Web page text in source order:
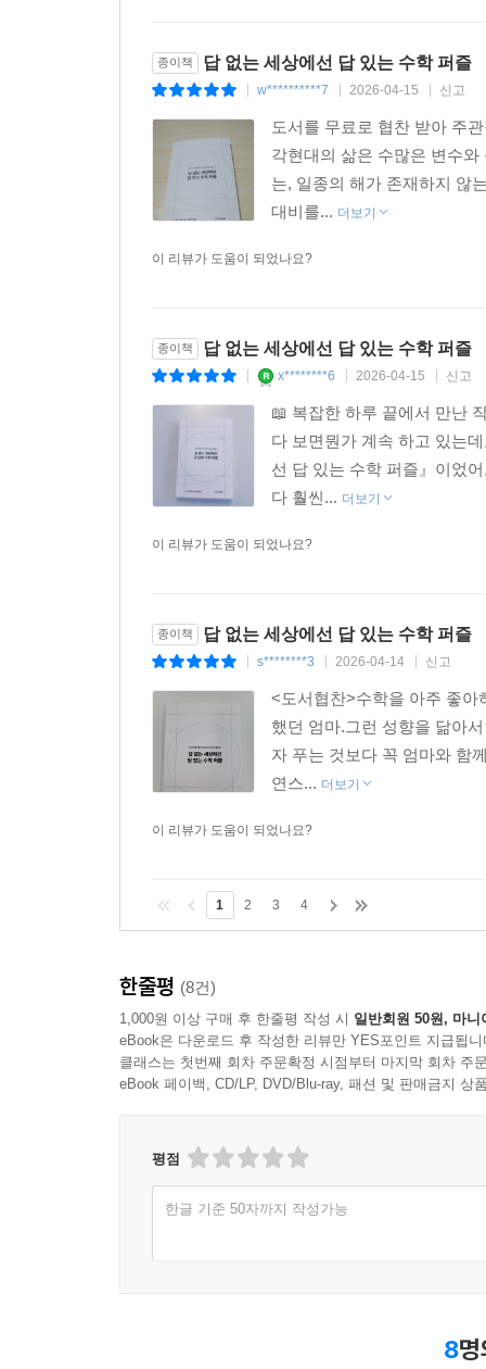
종이책 답 없는 세상에선 답 있는 수학 퍼즐
w**********7 2026-04-15 신고
도서를 무료로 협찬 받아 주
각현대의 삶은 수많은 변수
는, 일종의 해가 존재하지 않
대비를... 더보기
이 리뷰가 도움이 되었나요?
종이책 답 없는 세상에선 답 있는 수학 퍼즐
x********6 2026-04-15 신고
📖 복잡한 하루 끝에서 만난
다 보면뭔가 계속 하고 있는
선 답 있는 수학 퍼즐』이었
다 훨씬... 더보기
이 리뷰가 도움이 되었나요?
종이책 답 없는 세상에선 답 있는 수학 퍼즐
s********3 2026-04-14 신고
<도서협찬>수학을 아주 좋아
했던 엄마.그런 성향을 닮아
자 푸는 것보다 꼭 엄마와 함
연스... 더보기
이 리뷰가 도움이 되었나요?
1 2 3 4
한줄평 (8건)
1,000원 이상 구매 후 한줄평 작성 시 일반회원 50원, 마니
eBook은 다운로드 후 작성한 리뷰만 YES포인트 지급됩니
클래스는 첫번째 회차 주문확정 시점부터 마지막 회차 주
eBook 페이백, CD/LP, DVD/Blu-ray, 패션 및 판매금지 상
평점
한글 기준 50자까지 작성가능
8